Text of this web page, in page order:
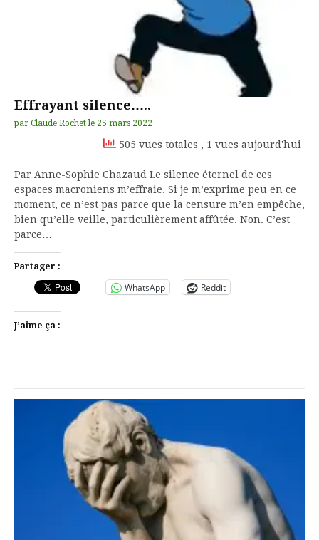
Effrayant silence…..
par Claude Rochet le 25 mars 2022
505 vues totales , 1 vues aujourd'hui
Par Anne-Sophie Chazaud Le silence éternel de ces
espaces macroniens m’effraie. Si je m’exprime peu en ce
moment, ce n’est pas parce que la censure m’en empêche,
bien qu’elle veille, particulièrement affûtée. Non. C’est
parce…
Partager :
WhatsApp Reddit
J’aime ça :